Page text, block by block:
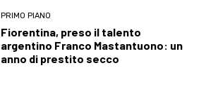
PRIMO PIANO
Fiorentina, preso il talento
argentino Franco Mastantuono: un
anno di prestito secco